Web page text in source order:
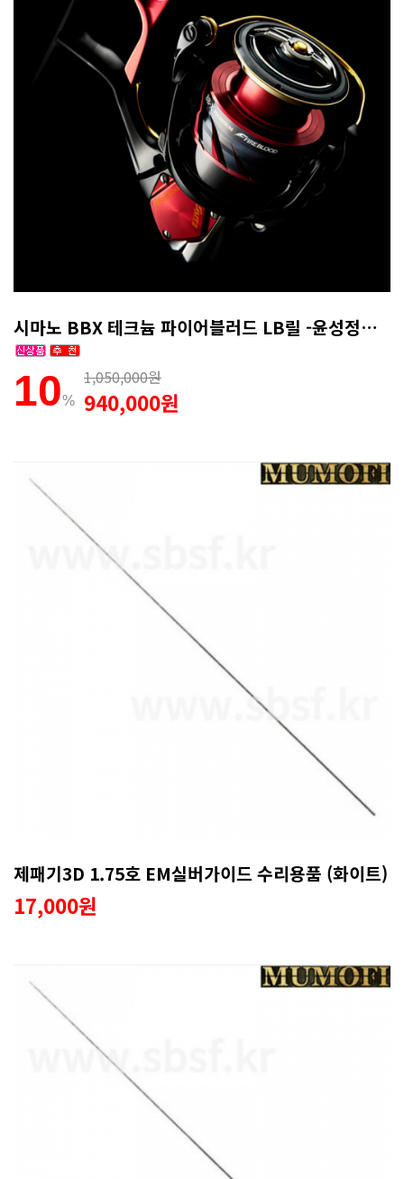
시마노 BBX 테크늄 파이어블러드 LB릴 -윤성정품(무상1회AS)
10%
1,050,000원
940,000원
제패기3D 1.75호 EM실버가이드 수리용품 (화이트)
17,000원